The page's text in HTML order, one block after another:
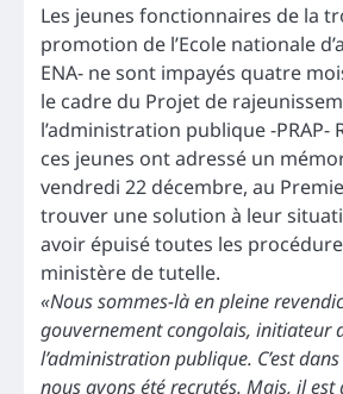
Les jeunes fonctionnaires de la
promotion de l’Ecole nationale
ENA- ne sont impayés quatre
le cadre du Projet de
l’administration publique -PRAP-
ces jeunes ont adressé un
vendredi 22 décembre, au
trouver une solution à leur
avoir épuisé toutes les
ministère de tutelle.
«Nous sommes-là en pleine
gouvernement congolais, initiateur
l’administration publique. C’est
nous avons été recrutés. Mais, il